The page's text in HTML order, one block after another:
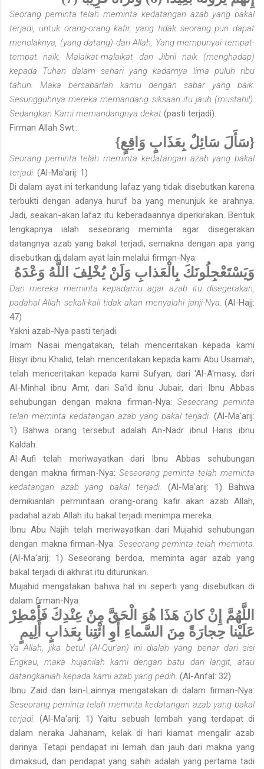
Seorang peminta telah meminta kedatangan azab yang bakal
terjadi, untuk orang-orang kafir, yang tidak seorang pun dapat
menolaknya, (yang datang) dari Allah, Yang mempunyai tempat-
tempat naik. Malaikat-malaikat dan Jibril naik (menghadap)
kepada Tuhan dalam sehari yang kadarnya lima puluh ribu
tahun. Maka bersabarlah kamu dengan sabar yang baik.
Sesungguhnya mereka memandang siksaan itu jauh (mustahil).
Sedangkan Kami memandangnya dekat (pasti terjadi).
Firman Allah Swt.:
{سَأَلَ سَائِلٌ بِعَذَابٍ وَاقِعٍ}
Seorang peminta telah meminta kedatangan azab yang bakal
terjadi . (Al-Ma'arij: 1)
Di dalam ayat ini terkandung lafaz yang tidak disebutkan karena
terbukti dengan adanya huruf ba yang menunjuk ke arahnya.
Jadi, seakan-akan lafaz itu keberadaannya diperkirakan. Bentuk
lengkapnya ialah seseorang meminta agar disegerakan
datangnya azab yang bakal terjadi, semakna dengan apa yang
disebutkan di dalam ayat lain melalui firman-Nya:
وَيَسْتَعْجِلُونَكَ بِالْعَذابِ وَلَنْ يُخْلِفَ اللَّهُ وَعْدَهُ
Dan mereka meminta kepadamu agar azab itu disegerakan,
padahal Allah sekali-kali tidak akan menyalahi janji-Nya . (Al-Hajj:
47)
Yakni azab-Nya pasti terjadi.
Imam Nasai mengatakan, telah menceritakan kepada kami
Bisyr ibnu Khalid, telah menceritakan kepada kami Abu Usamah,
telah menceritakan kepada kami Sufyan, dari 'Al-A'masy, dari
Al-Minhal ibnu Amr, dari Sa'id ibnu Jubair, dari Ibnu Abbas
sehubungan dengan makna firman-Nya: Seseorang peminta
telah meminta kedatangan azab yang bakal terjadi. (Al-Ma'arij:
1) Bahwa orang tersebut adalah An-Nadr ibnul Haris ibnu
Kaldah.
Al-Aufi telah meriwayatkan dari Ibnu Abbas sehubungan
dengan makna firman-Nya: Seseorang peminta telah meminta
kedatangan azab yang bakal terjadi.
(Al-Ma'arij: 1) Bahwa
demikianlah permintaan orang-orang kafir akan azab Allah,
padahal azab Allah itu bakal terjadi menimpa mereka.
Ibnu Abu Najih telah meriwayatkan dari Mujahid sehubungan
dengan makna firman-Nya: Seseorang peminta telah meminta.
(Al-Ma'arij: 1) Seseorang berdoa, meminta agar azab yang
bakal terjadi di akhirat itu diturunkan.
Mujahid mengatakan bahwa hal ini seperti yang disebutkan di
dalam firman-Nya:
اللَّهُمَّ إِنْ كانَ هَذَا هُوَ الْحَقَّ مِنْ عِنْدِكَ فَأَمْطِرْ
عَلَيْنا حِجارَةً مِنَ السَّماءِ أَوِ ائْتِنا بِعَذابٍ أَلِيمٍ
Ya Allah, jika betul (Al-Qur'an) ini dialah yang benar dari sisi
Engkau, maka hujanilah kami dengan batu dari langit, atau
datangkanlah kepada kami azab yang pedih . (Al-Anfal: 32)
Ibnu Zaid dan lain-Lainnya mengatakan di dalam firman-Nya:
Seseorang peminta telah meminta kedatangan azab yang bakal
terjadi.
(Al-Ma'arij: 1) Yaitu sebuah lembah yang terdapat di
dalam neraka Jahanam, kelak di hari kiamat mengalir azab
darinya. Tetapi pendapat ini lemah dan jauh dari makna yang
dimaksud, dan pendapat yang sahih adalah yang pertama tadi